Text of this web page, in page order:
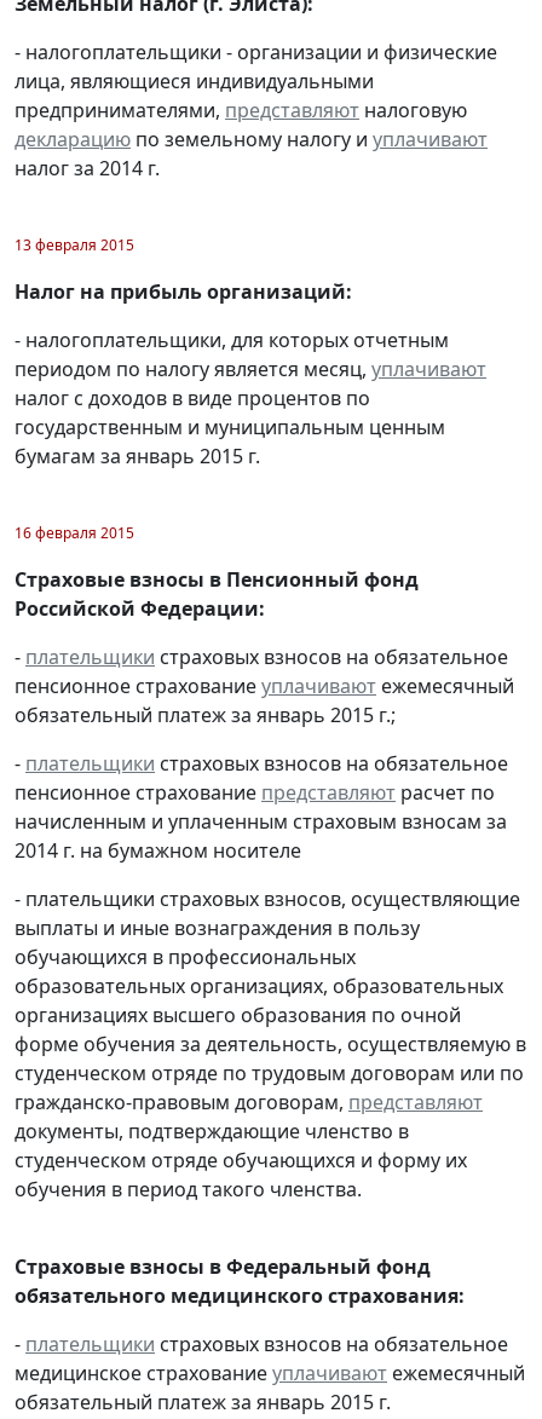
- налогоплательщики - организации и физические
лица, являющиеся индивидуальными
предпринимателями, представляют налоговую
декларацию по земельному налогу и уплачивают
налог за 2014 г.
13 февраля 2015
Налог на прибыль организаций:
- налогоплательщики, для которых отчетным
периодом по налогу является месяц, уплачивают
налог с доходов в виде процентов по
государственным и муниципальным ценным
бумагам за январь 2015 г.
16 февраля 2015
Страховые взносы в Пенсионный фонд
Российской Федерации:
- плательщики страховых взносов на обязательное
пенсионное страхованиеуплачивают ежемесячный
обязательный платеж за январь 2015 г.;
- плательщики страховых взносов на обязательное
пенсионное страхование представляют расчет по
начисленным и уплаченным страховым взносам за
2014 г. на бумажном носителе
- плательщики страховых взносов, осуществляющие
выплаты и иные вознаграждения в пользу
обучающихся в профессиональных
образовательных организациях, образовательных
организациях высшего образования по очной
форме обучения за деятельность, осуществляемую в
студенческом отряде по трудовым договорам или по
гражданско-правовым договорам, представляют
документы, подтверждающие членство в
студенческом отряде обучающихся и форму их
обучения в период такого членства.
Страховые взносы в Федеральный фонд
обязательного медицинского страхования:
- плательщики страховых взносов на обязательное
медицинское страхованиеуплачивают ежемесячный
обязательный платеж за январь 2015 г.